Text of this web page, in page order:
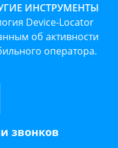
ИНСТРУМЕНТЫ
Device-Locator
об активности
оператора.
звонков